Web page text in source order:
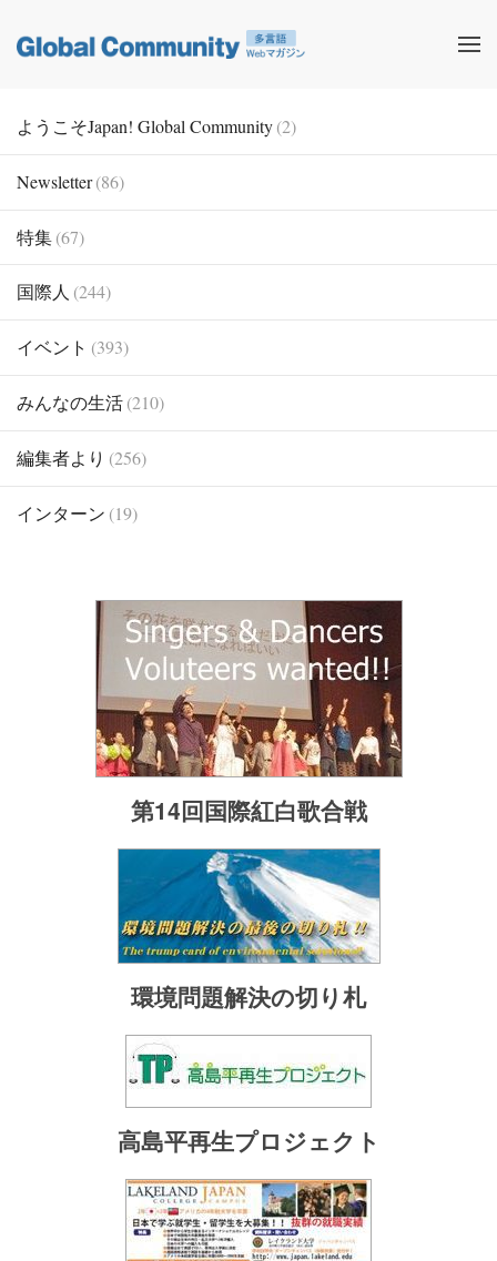
ようこそJapan! Global Community(2)
Newsletter(86)
特集(67)
国際人 (244)
イベント (393)
みんなの生活(210)
編集者より (256)
インターン (19)
第14回国際紅白歌合戦
環境問題解決の切り札
高島平再生プロジェクト